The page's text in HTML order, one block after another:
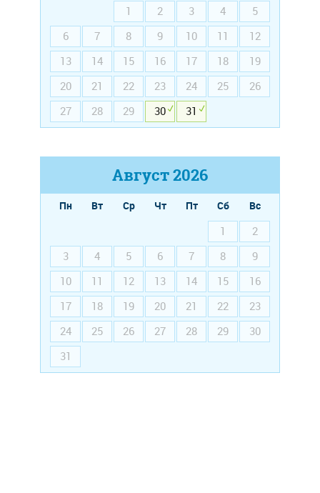
1
2 3 4
5
6
7 8 9 10 11
12
13
14 15 16 17 18
19
20
21 22 23 24 25
26
27
28 29 30 31
Август2026
Пн Вт Ср Чт Пт Сб
Вс
1
2
3
4 5 6 7 8
9
10
11 12 13 14 15
16
17
18 19 20 21 22
23
24
25 26 27 28 29
30
31